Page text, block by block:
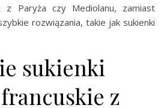
Paryża czy Mediolanu, zamiast
rozwiązania, takie jak sukienki
sukienki
z